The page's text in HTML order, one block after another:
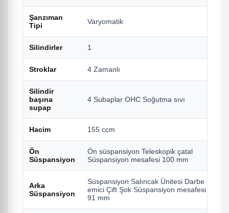
Şanzıman
Tipi
Varyomatik
Silindirler 1
Stroklar 4 Zamanlı
Silindir
başına
supap
4 Subaplar OHC Soğutma sıvı
Hacim 155 ccm
Ön
Süspansiyon
Ön süspansiyon Teleskopik çatal
Süspansiyon mesafesi 100 mm
Arka
Süspansiyon
Süspansiyon Salıncak Ünitesi Darbe
emici Çift Şok Süspansiyon mesafesi
91 mm